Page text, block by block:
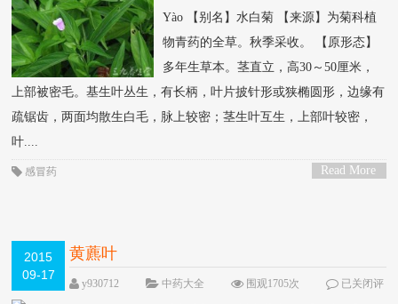
Yào 【别名】水白菊 【来源】为菊科植
物青药的全草。秋季采收。 【原形态】
多年生草本。茎直立，高30～50厘米，
上部被密毛。基生叶丛生，有长柄，叶片披针形或狭椭圆形，边缘有
疏锯齿，两面均散生白毛，脉上较密；茎生叶互生，上部叶较密，
叶....
Read More
感冒药
2015
09-17
黄藨叶
y930712 中药大全 围观1705次
已关闭评